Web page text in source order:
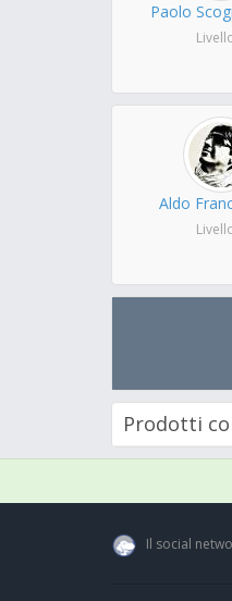
Paolo
Aldo
Prodotti
Il social